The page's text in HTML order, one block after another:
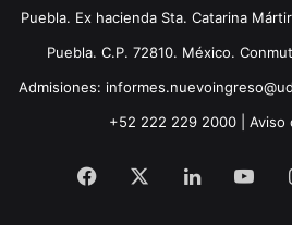
Puebla. Ex hacienda Sta. Catarina
Puebla. C.P. 72810. México.
Admisiones:
+52 222 229 2000 | Aviso
Facebook LinkedIn